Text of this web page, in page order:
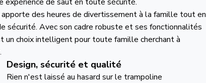
des heures de divertissement à la famille tout en
sécurité. Avec son cadre robuste et ses fonctionnalités
un choix intelligent pour toute famille cherchant à
Design, sécurité et qualité
Rien n'est laissé au hasard sur le trampoline